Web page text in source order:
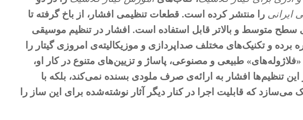
ایرانی ‌را منتشر کرده است. قطعات تنظیمی افشار، از باخ گرفته تا
سطح متوسط و بالاتر قابل استفاده است. افشار در تنظیم‌ موسیقی
برده و تکنیک‌های مختلف صداپردازی و موزیکالیته‌ی امروزی گیتار را
طبیعی و مصنوعی، پاساژ و تزیین‌های متنوع در کار او،
تنظیم‌ها افشار به ارائه‌ی صرف ملودی بسنده نمی‌کند، بلکه با
می‌سازد که قابلیت اجرا در کنار دیگر آثار نوشته‌شده برای این ساز را